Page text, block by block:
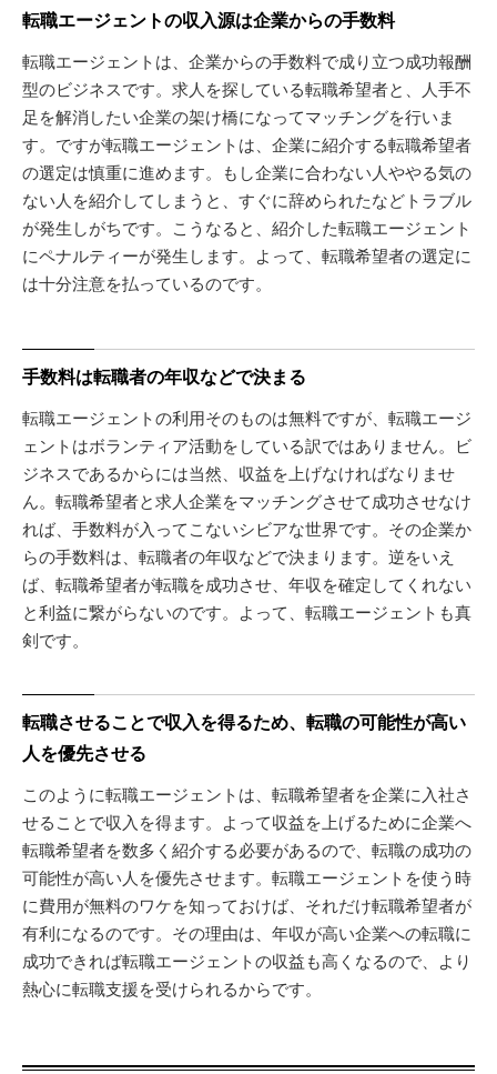
転職エージェントの収入源は企業からの手数料
転職エージェントは、企業からの手数料で成り立つ成功報酬
型のビジネスです。求人を探している転職希望者と、人手不
足を解消したい企業の架け橋になってマッチングを行いま
す。ですが転職エージェントは、企業に紹介する転職希望者
の選定は慎重に進めます。もし企業に合わない人ややる気の
ない人を紹介してしまうと、すぐに辞められたなどトラブル
が発生しがちです。こうなると、紹介した転職エージェント
にペナルティーが発生します。よって、転職希望者の選定に
は十分注意を払っているのです。
手数料は転職者の年収などで決まる
転職エージェントの利用そのものは無料ですが、転職エージ
ェントはボランティア活動をしている訳ではありません。ビ
ジネスであるからには当然、収益を上げなければなりませ
ん。転職希望者と求人企業をマッチングさせて成功させなけ
れば、手数料が入ってこないシビアな世界です。その企業か
らの手数料は、転職者の年収などで決まります。逆をいえ
ば、転職希望者が転職を成功させ、年収を確定してくれない
と利益に繋がらないのです。よって、転職エージェントも真
剣です。
転職させることで収入を得るため、転職の可能性が高い
人を優先させる
このように転職エージェントは、転職希望者を企業に入社さ
せることで収入を得ます。よって収益を上げるために企業へ
転職希望者を数多く紹介する必要があるので、転職の成功の
可能性が高い人を優先させます。転職エージェントを使う時
に費用が無料のワケを知っておけば、それだけ転職希望者が
有利になるのです。その理由は、年収が高い企業への転職に
成功できれば転職エージェントの収益も高くなるので、より
熱心に転職支援を受けられるからです。